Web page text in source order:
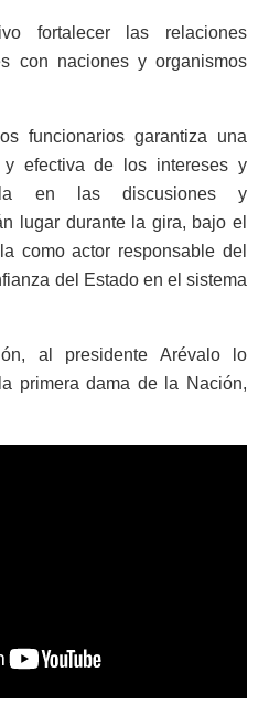
fortalecer las relaciones
con naciones y organismos
funcionarios garantiza una
y efectiva de los intereses y
en las discusiones y
lugar durante la gira, bajo el
como actor responsable del
del Estado en el sistema
al presidente Arévalo lo
primera dama de la Nación,